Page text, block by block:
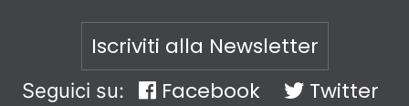
Iscriviti alla Newsletter
Seguici su: Facebook
Twitter